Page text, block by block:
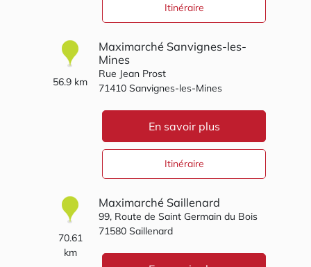
Itinéraire
56.9 km
Maximarché Sanvignes-les-
Mines
Rue Jean Prost
71410Sanvignes-les-Mines
En savoir plus
Itinéraire
70.61
km
Maximarché Saillenard
99, Route de Saint Germain du Bois
71580Saillenard